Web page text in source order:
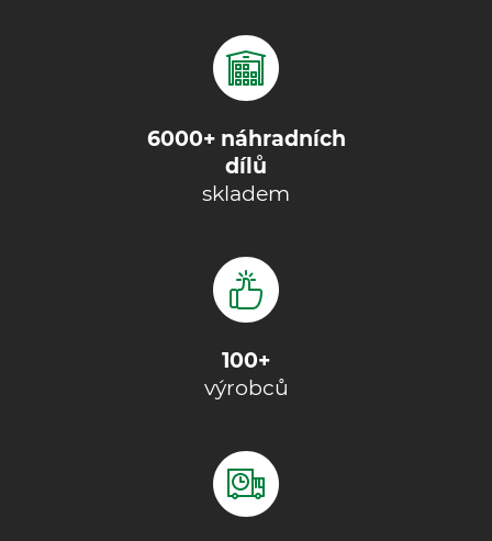
6000+ náhradních
dílů
skladem
100+
výrobců